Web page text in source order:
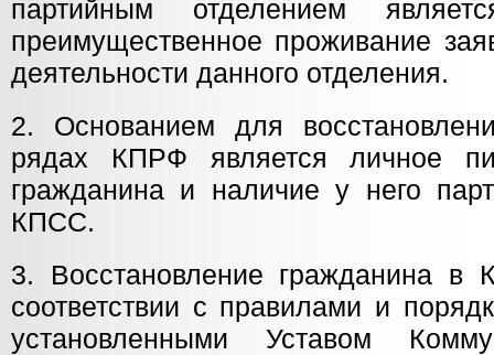
партийным отделением
преимущественное проживание
деятельности данного отделения.
2. Основанием для
рядах КПРФ является личное
гражданина и наличие у него
КПСС.
3. Восстановление гражданина в
соответствии с правилами и
установленными Уставом